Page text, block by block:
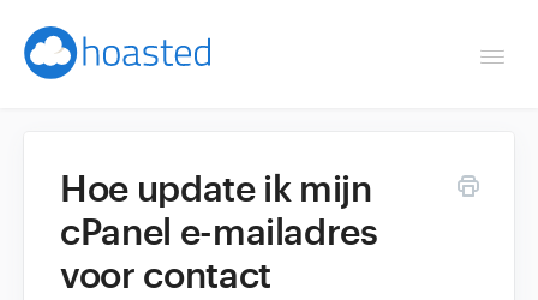
Helpdesk
Optimaliseren & debuggen
Hoe update ik mijn
cPanel e-mailadres
voor contact